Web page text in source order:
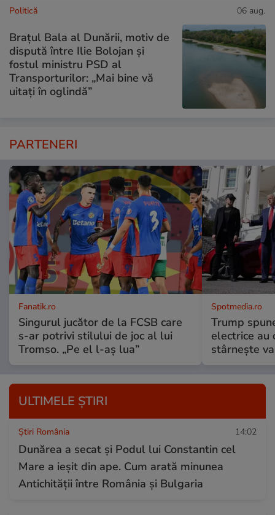
Politică 06 aug.
Brațul Bala al Dunării, motiv de
dispută între Ilie Bolojan și
fostul ministru PSD al
Transporturilor: „Mai bine vă
uitați în oglindă”
PARTENERI
Fanatik.ro
Singurul jucător de la FCSB care
s-ar potrivi stilului de joc al lui
Tromso. „Pe el l-aș lua”
Spotmedia.ro
Trump
electrice au
stârnește
ULTIMELE ȘTIRI
Știri România 14:02
Dunărea a secat și Podul lui Constantin cel
Mare a ieșit din ape. Cum arată minunea
Antichității între România și Bulgaria